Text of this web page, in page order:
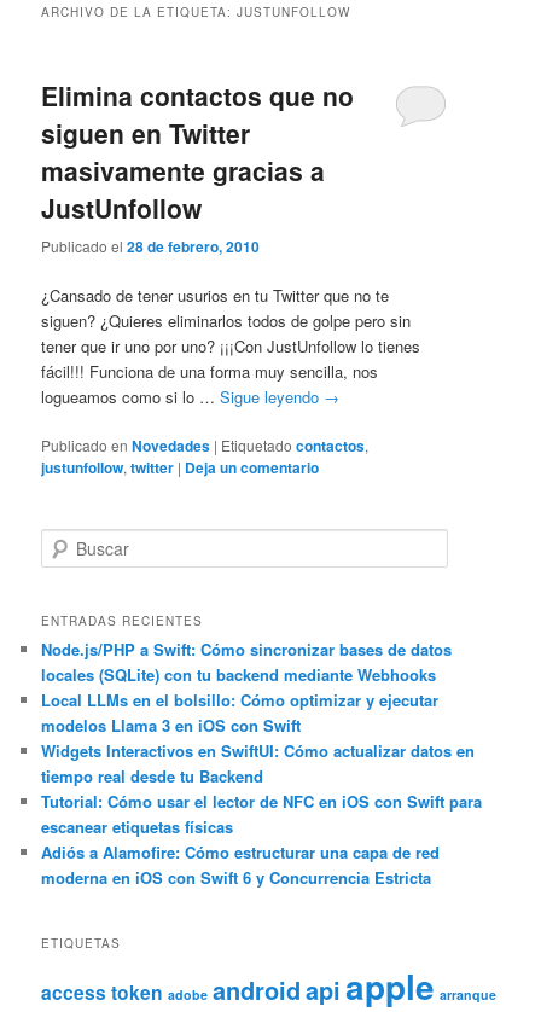
ARCHIVO DE LA ETIQUETA:JUSTUNFOLLOW
Elimina contactos que no
siguen en Twitter
masivamente gracias a
JustUnfollow
Publicado el28 de febrero, 2010
¿Cansado de tener usurios en tu Twitter que no te
siguen? ¿Quieres eliminarlos todos de golpe pero sin
tener que ir uno por uno? ¡¡¡Con JustUnfollow lo tienes
fácil!!! Funciona de una forma muy sencilla, nos
logueamos como si lo …Sigue leyendo →
Publicado en Novedades | Etiquetado contactos,
justunfollow,twitter | Deja un comentario
u
c
a
r
ENTRADAS RECIENTES
Node.js/PHP a Swift: Cómo sincronizar bases de datos
locales (SQLite) con tu backend mediante Webhooks
Local LLMs en el bolsillo: Cómo optimizar y ejecutar
modelos Llama 3 en iOS con Swift
Widgets Interactivos en SwiftUI: Cómo actualizar datos en
tiempo real desde tu Backend
Tutorial: Cómo usar el lector de NFC en iOS con Swift para
escanear etiquetas físicas
Adiós a Alamofire: Cómo estructurar una capa de red
moderna en iOS con Swift 6 y Concurrencia Estricta
ETIQUETAS
access token adobe androidapiapple arranque